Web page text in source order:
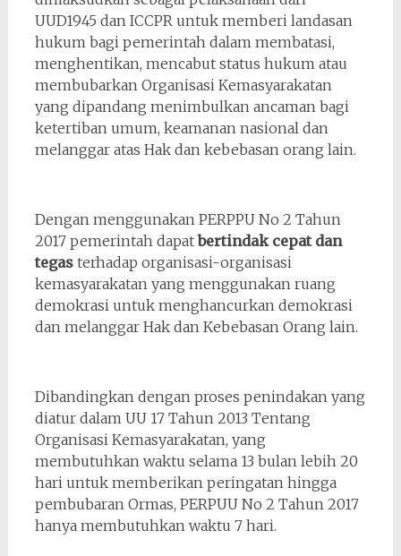
UUD1945 dan ICCPR untuk memberi landasan
hukum bagi pemerintah dalam membatasi,
menghentikan, mencabut status hukum atau
membubarkan Organisasi Kemasyarakatan
yang dipandang menimbulkan ancaman bagi
ketertiban umum, keamanan nasional dan
melanggar atas Hak dan kebebasan orang lain.
Dengan menggunakan PERPPU No 2 Tahun
2017 pemerintah dapatbertindak cepat dan
tegasterhadap organisasi-organisasi
kemasyarakatan yang menggunakan ruang
demokrasi untuk menghancurkan demokrasi
dan melanggar Hak dan Kebebasan Orang lain.
Dibandingkan dengan proses penindakan yang
diatur dalam UU 17 Tahun 2013 Tentang
Organisasi Kemasyarakatan, yang
membutuhkan waktu selama 13 bulan lebih 20
hari untuk memberikan peringatan hingga
pembubaran Ormas, PERPUU No 2 Tahun 2017
hanya membutuhkan waktu 7 hari.